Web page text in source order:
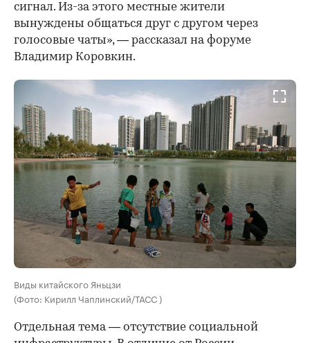
сигнал. Из-за этого местные жители
вынуждены общаться друг с другом через
голосовые чаты», — рассказал на форуме
Владимир Коровкин.
Виды китайского Яньцзи
(Фото: Кирилл Чаплинский/ТАСС )
Отдельная тема — отсутствие социальной